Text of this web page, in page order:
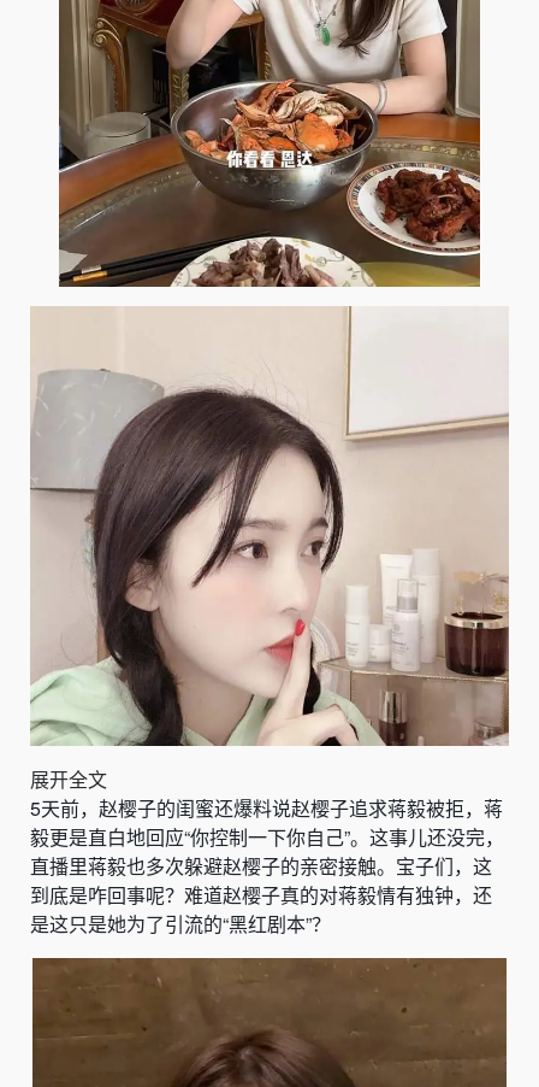
展开全文
5天前，赵樱子的闺蜜还爆料说赵樱子追求蒋毅被拒，蒋
毅更是直白地回应“你控制一下你自己”。这事儿还没完，
直播里蒋毅也多次躲避赵樱子的亲密接触。宝子们，这
到底是咋回事呢？难道赵樱子真的对蒋毅情有独钟，还
是这只是她为了引流的“黑红剧本”？